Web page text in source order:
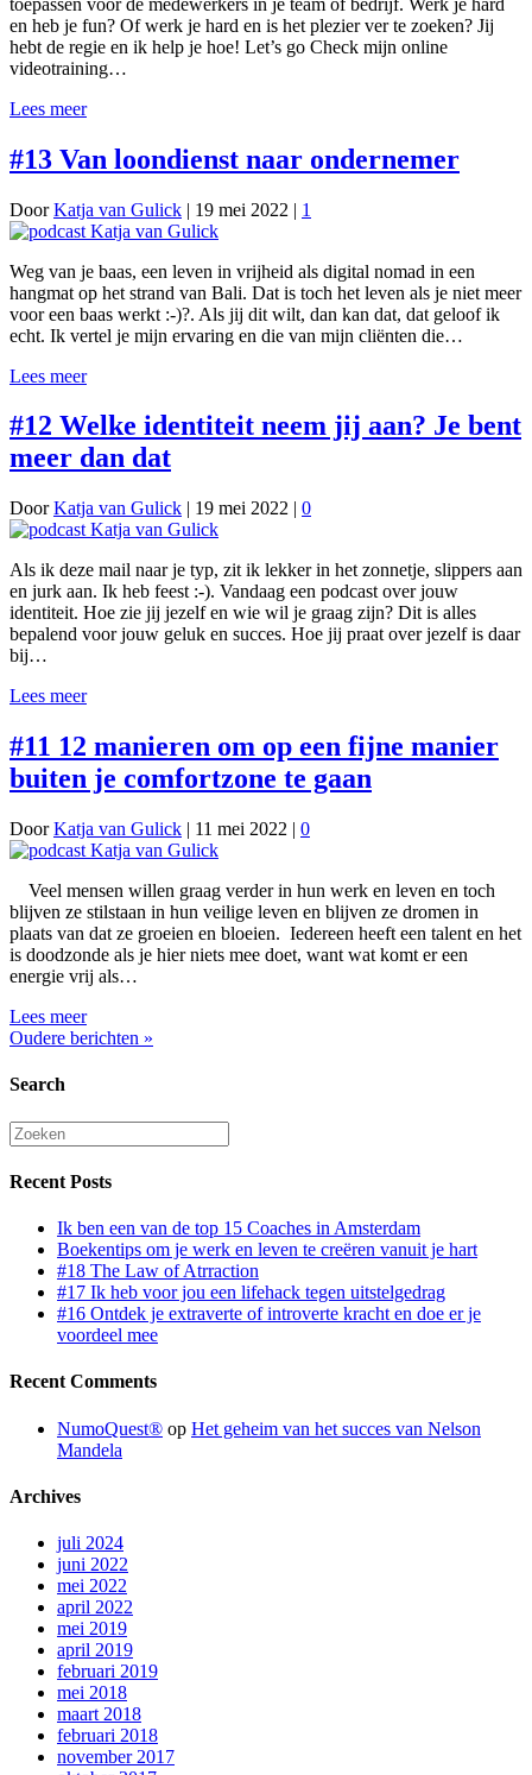
en heb je fun? Of werk je hard en is het plezier ver te zoeken? Jij
hebt de regie en ik help je hoe! Let’s go Check mijn online
videotraining…
Lees meer
#13 Van loondienst naar ondernemer
DoorKatja van Gulick | 19 mei 2022 | 1
Weg van je baas, een leven in vrijheid als digital nomad in een
hangmat op het strand van Bali. Dat is toch het leven als je niet meer
voor een baas werkt :-)?. Als jij dit wilt, dan kan dat, dat geloof ik
echt. Ik vertel je mijn ervaring en die van mijn cliënten die…
Lees meer
#12 Welke identiteit neem jij aan? Je bent
meer dan dat
DoorKatja van Gulick | 19 mei 2022 | 0
Als ik deze mail naar je typ, zit ik lekker in het zonnetje, slippers aan
en jurk aan. Ik heb feest :-). Vandaag een podcast over jouw
identiteit. Hoe zie jij jezelf en wie wil je graag zijn? Dit is alles
bepalend voor jouw geluk en succes. Hoe jij praat over jezelf is daar
bij…
Lees meer
#11 12 manieren om op een fijne manier
buiten je comfortzone te gaan
DoorKatja van Gulick | 11 mei 2022 | 0
Veel mensen willen graag verder in hun werk en leven en toch
blijven ze stilstaan in hun veilige leven en blijven ze dromen in
plaats van dat ze groeien en bloeien. Iedereen heeft een talent en het
is doodzonde als je hier niets mee doet, want wat komt er een
energie vrij als…
Lees meer
Oudere berichten »
Search
Recent Posts
Ik ben een van de top 15 Coaches in Amsterdam
Boekentips om je werk en leven te creëren vanuit je hart
#18 The Law of Atrraction
#17 Ik heb voor jou een lifehack tegen uitstelgedrag
#16 Ontdek je extraverte of introverte kracht en doe er je
voordeel mee
Recent Comments
NumoQuest® op Het geheim van het succes van Nelson
Mandela
Archives
juli 2024
juni 2022
mei 2022
april 2022
mei 2019
april 2019
februari 2019
mei 2018
maart 2018
februari 2018
november 2017